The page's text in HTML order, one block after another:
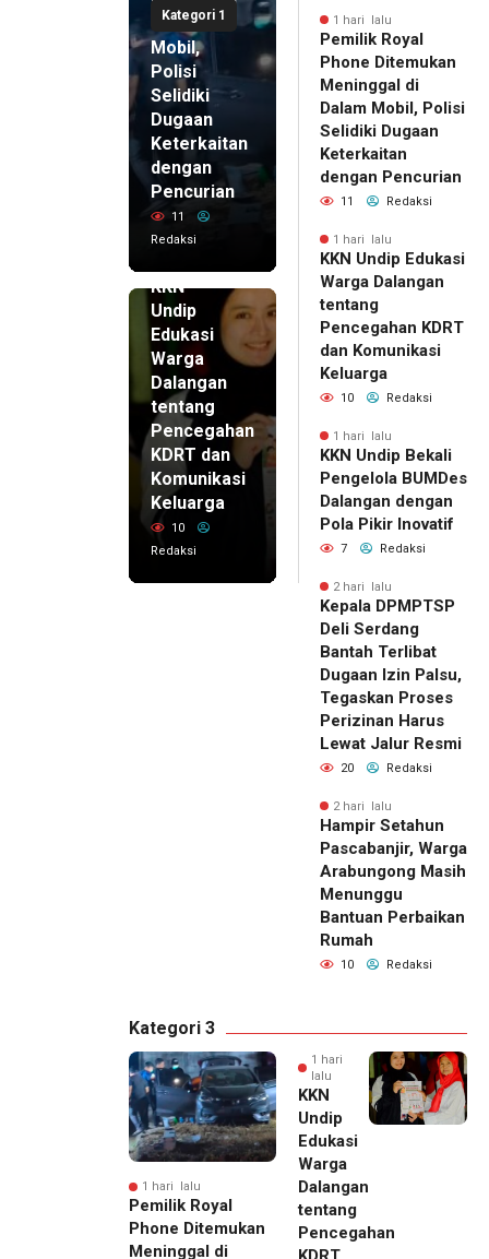
Kategori 1
di Dalam
Mobil,
Polisi
Selidiki
Dugaan
Keterkaitan
dengan
Pencurian
11
Redaksi
KKN
Undip
Edukasi
Warga
Dalangan
tentang
Pencegahan
KDRT dan
Komunikasi
Keluarga
10
Redaksi
1 hari lalu
Pemilik Royal
Phone Ditemukan
Meninggal di
Dalam Mobil, Polisi
Selidiki Dugaan
Keterkaitan
dengan Pencurian
11 Redaksi
1 hari lalu
KKN Undip Edukasi
Warga Dalangan
tentang
Pencegahan KDRT
dan Komunikasi
Keluarga
10 Redaksi
1 hari lalu
KKN Undip Bekali
Pengelola BUMDes
Dalangan dengan
Pola Pikir Inovatif
7 Redaksi
2 hari lalu
Kepala DPMPTSP
Deli Serdang
Bantah Terlibat
Dugaan Izin Palsu,
Tegaskan Proses
Perizinan Harus
Lewat Jalur Resmi
20 Redaksi
2 hari lalu
Hampir Setahun
Pascabanjir, Warga
Arabungong Masih
Menunggu
Bantuan Perbaikan
Rumah
10 Redaksi
Kategori 3
1 hari lalu
Pemilik Royal
Phone Ditemukan
Meninggal di
1 hari
lalu
KKN
Undip
Edukasi
Warga
Dalangan
tentang
Pencegahan